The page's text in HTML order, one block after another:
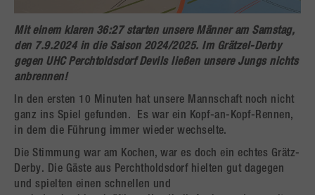
Mit einem klaren 36:27 starten unsere Männer am Samstag,
den 7.9.2024 in die Saison 2024/2025. Im Grätzel-Derby
gegen UHC Perchtoldsdorf Devils ließen unsere Jungs nichts
anbrennen!
In den ersten 10 Minuten hat unsere Mannschaft noch nicht
ganz ins Spiel gefunden. Es war ein Kopf-an-Kopf-Rennen,
in dem die Führung immer wieder wechselte.
Die Stimmung war am Kochen, war es doch ein echtes Grätz-
Derby. Die Gäste aus Perchtholdsdorf hielten gut dagegen
und spielten einen schnellen und